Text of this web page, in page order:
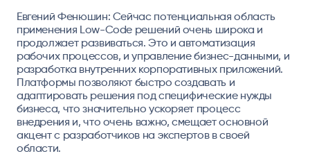
Евгений Фенюшин: Сейчас потенциальная область
применения Low-Code решений очень широка и
продолжает развиваться. Это и автоматизация
рабочих процессов, и управление бизнес-данными, и
разработка внутренних корпоративных приложений.
Платформы позволяют быстро создавать и
адаптировать решения под специфические нужды
бизнеса, что значительно ускоряет процесс
внедрения и, что очень важно, смещает основной
акцент с разработчиков на экспертов в своей
области.